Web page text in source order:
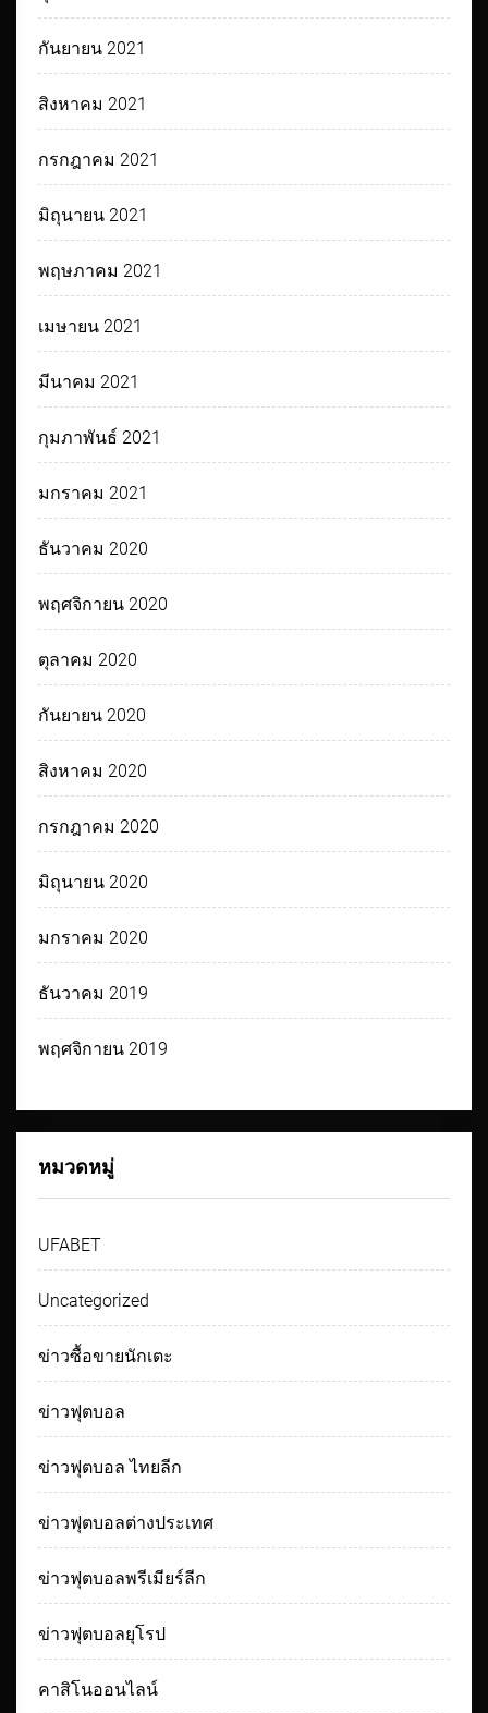
กันยายน 2021
สิงหาคม 2021
กรกฎาคม 2021
มิถุนายน 2021
พฤษภาคม 2021
เมษายน 2021
มีนาคม 2021
กุมภาพันธ์ 2021
มกราคม 2021
ธันวาคม 2020
พฤศจิกายน 2020
ตุลาคม 2020
กันยายน 2020
สิงหาคม 2020
กรกฎาคม 2020
มิถุนายน 2020
มกราคม 2020
ธันวาคม 2019
พฤศจิกายน 2019
หมวดหมู่
UFABET
Uncategorized
ข่าวซื้อขายนักเตะ
ข่าวฟุตบอล
ข่าวฟุตบอล ไทยลีก
ข่าวฟุตบอลต่างประเทศ
ข่าวฟุตบอลพรีเมียร์ลีก
ข่าวฟุตบอลยุโรป
คาสิโนออนไลน์